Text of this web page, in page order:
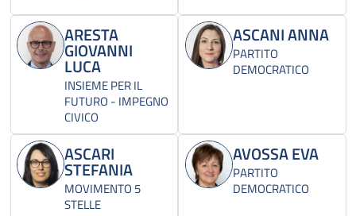
ARESTA
GIOVANNI
LUCA
INSIEME PER IL
FUTURO - IMPEGNO
CIVICO
ASCANI ANNA
PARTITO
DEMOCRATICO
ASCARI
STEFANIA
MOVIMENTO 5
STELLE
AVOSSA EVA
PARTITO
DEMOCRATICO